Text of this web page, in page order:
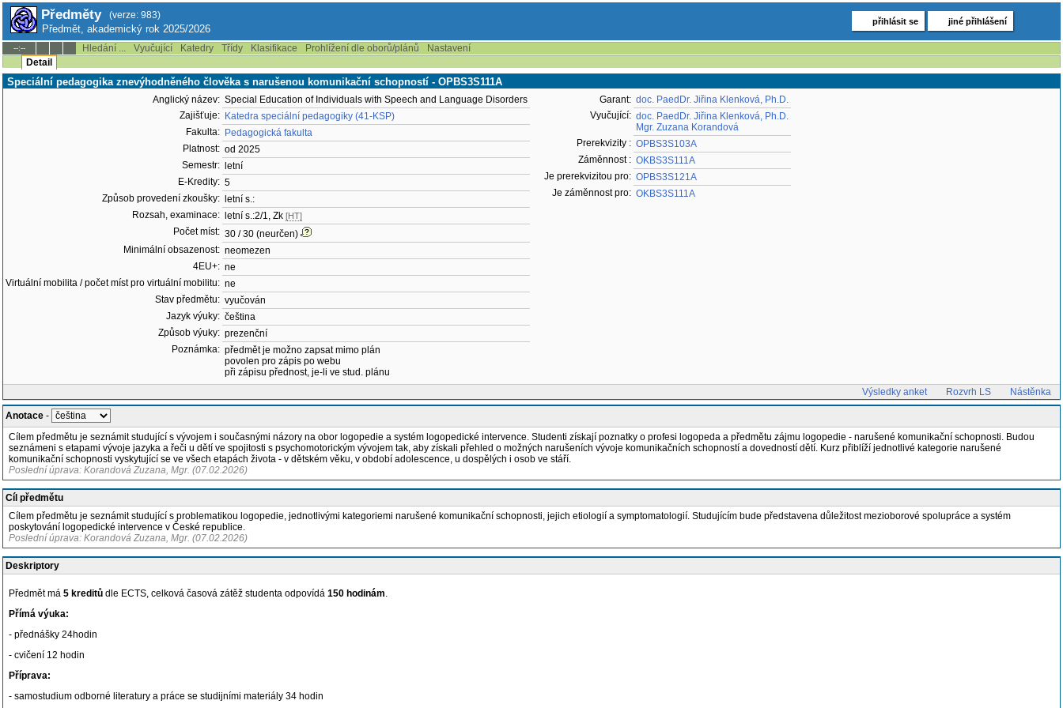
Předměty (verze: 983)
Předmět, akademický rok 2025/2026
přihlásit se jiné přihlášení
--:-- Hledání ... Vyučující Katedry Třídy Klasifikace Prohlížení dle oborů/plánů
Nastavení
Detail
Speciální pedagogika znevýhodněného člověka s narušenou komunikační schopností - OPBS3S111A
Anglický název: Special Education of Individuals with Speech and Language Disorders
Zajišťuje: Katedra speciální pedagogiky (41-KSP)
Fakulta: Pedagogická fakulta
Platnost: od 2025
Semestr:
letní
E-Kredity: 5
Způsob provedení zkoušky:
letní s.:
Rozsah, examinace:
letní s.:2/1, Zk [HT]
Počet míst: 30 / 30 (neurčen)
Minimální obsazenost: neomezen
4EU+: ne
Virtuální mobilita / počet míst pro virtuální mobilitu: ne
Stav předmětu: vyučován
Jazyk výuky: čeština
Způsob výuky: prezenční
Poznámka: předmět je možno zapsat mimo plán
povolen pro zápis po webu
při zápisu přednost, je-li ve stud. plánu
Garant: doc. PaedDr. Jiřina Klenková, Ph.D.
Vyučující: doc. PaedDr. Jiřina Klenková, Ph.D.
Mgr. Zuzana Korandová
Prerekvizity : OPBS3S103A
Záměnnost : OKBS3S111A
Je prerekvizitou pro: OPBS3S121A
Je záměnnost pro: OKBS3S111A
Výsledky anket Rozvrh LS Nástěnka
Anotace -
Cílem předmětu je seznámit studující s vývojem i současnými názory na obor logopedie a systém logopedické intervence. Studenti získají poznatky o profesi logopeda a předmětu zájmu logopedie - narušené komunikační schopnosti. Budou
seznámeni s etapami vývoje jazyka a řeči u dětí ve spojitosti s psychomotorickým vývojem tak, aby získali přehled o možných narušeních vývoje komunikačních schopností a dovedností dětí. Kurz přiblíží jednotlivé kategorie narušené
komunikační schopnosti vyskytující se ve všech etapách života - v dětském věku, v období adolescence, u dospělých i osob ve stáří.
Poslední úprava: Korandová Zuzana, Mgr. (07.02.2026)
Cíl předmětu
Cílem předmětu je seznámit studující s problematikou logopedie, jednotlivými kategoriemi narušené komunikační schopnosti, jejich etiologií a symptomatologií. Studujícím bude představena důležitost mezioborové spolupráce a systém
poskytování logopedické intervence v České republice.
Poslední úprava: Korandová Zuzana, Mgr. (07.02.2026)
Deskriptory
Předmět má 5 kreditů dle ECTS, celková časová zátěž studenta odpovídá 150 hodinám.
Přímá výuka:
- přednášky 24hodin
- cvičení 12 hodin
Příprava:
- samostudium odborné literatury a práce se studijními materiály 34 hodin